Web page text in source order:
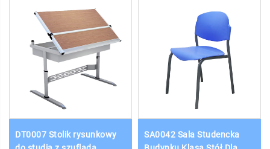
DT0007 Stolik rysunkowy
SA0042 Sala Studencka